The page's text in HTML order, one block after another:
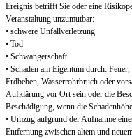
Ereignis betrifft Sie oder eine
Veranstaltung unzumutbar:
• schwere Unfallverletzung
• Tod
• Schwangerschaft
• Schaden am Eigentum durch:
Erdbeben, Wasserrohrbruch oder
Aufklärung vor Ort sein oder die
Beschädigung, wenn die
• Umzug aufgrund der Aufnahme
Entfernung zwischen altem und